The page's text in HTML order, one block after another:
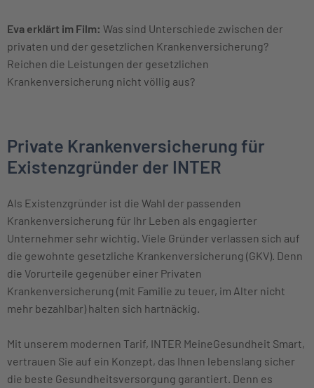
Akzeptieren
Eva erklärt im Film: Was sind Unterschiede zwischen der
privaten und der gesetzlichen Krankenversicherung?
Reichen die Leistungen der gesetzlichen
Krankenversicherung nicht völlig aus?
Private Krankenversicherung für
Existenzgründer der INTER
Als Existenzgründer ist die Wahl der passenden
Krankenversicherung für Ihr Leben als engagierter
Unternehmer sehr wichtig. Viele Gründer verlassen sich auf
die gewohnte gesetzliche Krankenversicherung (GKV). Denn
die Vorurteile gegenüber einer Privaten
Krankenversicherung (mit Familie zu teuer, im Alter nicht
mehr bezahlbar) halten sich hartnäckig.
Mit unserem modernen Tarif, INTER MeineGesundheit Smart,
vertrauen Sie auf ein Konzept, das Ihnen lebenslang sicher
die beste Gesundheitsversorgung garantiert. Denn es